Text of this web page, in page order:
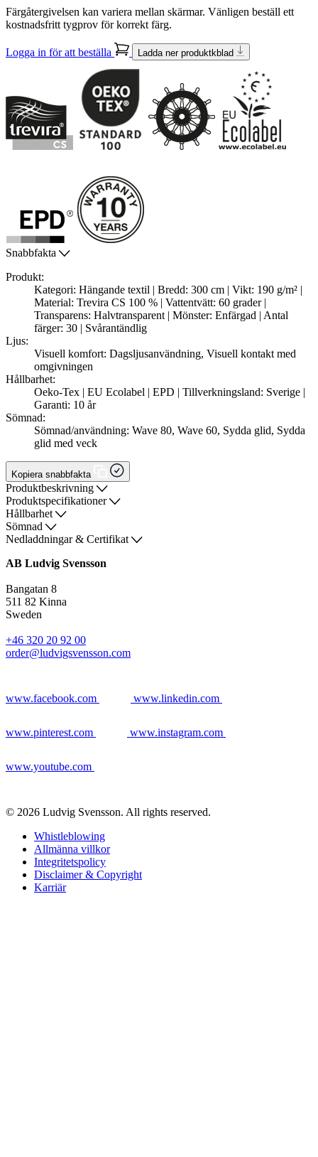
Färgåtergivelsen kan variera mellan skärmar. Vänligen beställ ett
kostnadsfritt tygprov för korrekt färg.
Logga in för att beställa Ladda ner produktkblad
Snabbfakta
Produkt:
Kategori: Hängande textil | Bredd: 300 cm | Vikt: 190 g/m² |
Material: Trevira CS 100 % | Vattentvätt: 60 grader |
Transparens: Halvtransparent | Mönster: Enfärgad | Antal
färger: 30 | Svårantändlig
Ljus:
Visuell komfort: Dagsljusanvändning, Visuell kontakt med
omgivningen
Hållbarhet:
Oeko-Tex | EU Ecolabel | EPD | Tillverkningsland: Sverige |
Garanti: 10 år
Sömnad:
Sömnad/användning: Wave 80, Wave 60, Sydda glid, Sydda
glid med veck
Kopiera snabbfakta
Produktbeskrivning
Produktspecifikationer
Hållbarhet
Sömnad
Nedladdningar & Certifikat
AB Ludvig Svensson
Bangatan 8
511 82 Kinna
Sweden
+46 320 20 92 00
order@ludvigsvensson.com
www.facebook.com www.linkedin.com
www.pinterest.com www.instagram.com
www.youtube.com
© 2026 Ludvig Svensson. All rights reserved.
Whistleblowing
Allmänna villkor
Integritetspolicy
Disclaimer & Copyright
Karriär